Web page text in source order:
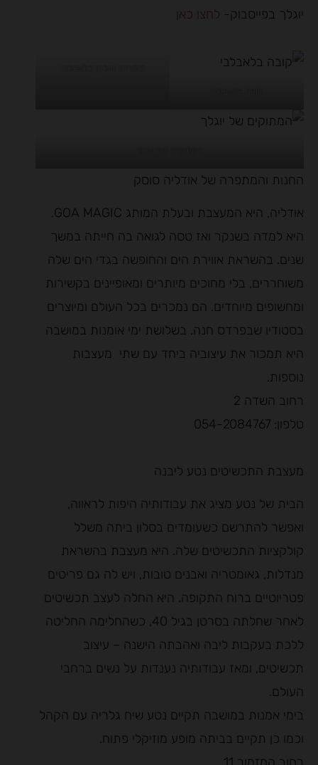
יוגלך בפייסבוק- לחצו כאן
החנות והמתפרה של אודליה סוסק
אודליה, היא המעצבת ובעלת המותג GOA MAGIC.
היא למדה בשנקר ואז טסה לגואה בה חייתה במשך
שנים. בהשראת אווירת הים והחופשה בגדי הים שלה
משוחררים, בלי מחוכים מיותרים ומאופיינים בקשירות
ומחשופים מיוחדים. הם נמכרים בכל העולם ומיוצרים
בסטודיו שבפרדס חנה. בשלושת ימי אומנות במושבה
היא תמכור את עיצוביה ביחד עם שתי מעצבות
נוספות.
רחוב השדה 2
טלפון: 054-2084767
מעצבת התכשיטים נטע ליבנה
הבית של נטע מציג את עבודותיה היפות לראווה,
ואפשר להתרשם כשעומדים בסלון ביתה משלל
קולקציות התכשיטים שלה. היא מעצבת בהשראת
מנדלות, גאומטריה ואבנים טובות, ויש לה גם פריטים
פטריוטיים ברוח התקופה. היא החלה לעצב תכשיטים
לאחר שחלתה בסרטן בגיל 40, כשהחלימה החליטה
ללכת בעקבות ליבה ואהבתה הישנה – עיצוב
תכשיטים, ומאז עבודותיה נענדות על נשים ברחבי
העולם.
בימי אמנות במושבה תקיים נטע שיח גלריה עם הקהל
וכמו כן תקיים בביתה מופע מוזיקלי פתוח.
רחוב המזמור 11